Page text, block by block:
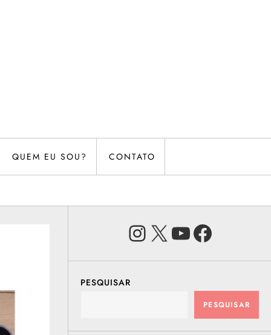
QUEM EU SOU? CONTATO
Instagram
X Youtube
PESQUISAR
PESQUISAR